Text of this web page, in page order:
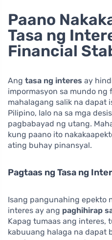
Paano
Tasa ng
Financial
Ang tasa ng interes ay
impormasyon sa mundo ng
mahalagang salik na dapat
Pilipino, lalo na sa mga
pagbabayad ng utang.
kung paano ito
ating buhay pinansyal.
Pagtaas ng Tasa ng
Isang pangunahing epekto
interes ay ang paghihirap
Kapag tumaas ang interes,
kabuuang halaga na dapat